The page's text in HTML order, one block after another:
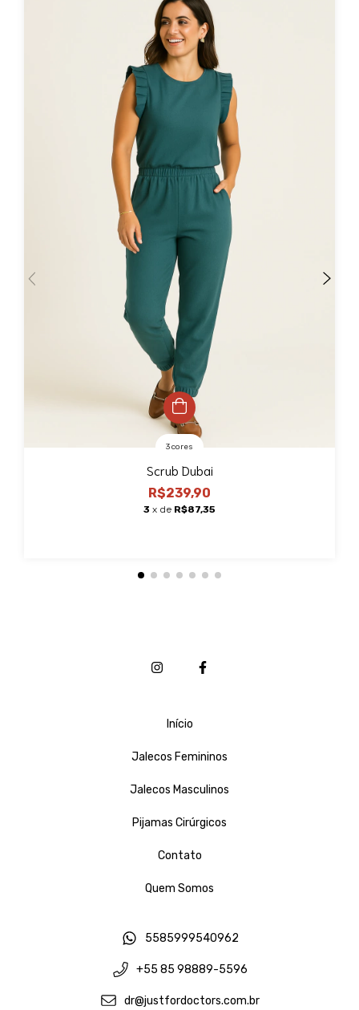
3 cores
Scrub Dubai
R$239,90
3 x de R$87,35
Início
Jalecos Femininos
Jalecos Masculinos
Pijamas Cirúrgicos
Contato
Quem Somos
5585999540962
+55 85 98889-5596
dr@justfordoctors.com.br